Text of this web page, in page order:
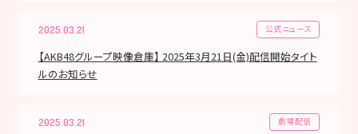
2025.03.21 公式ニュース
【AKB48グループ映像倉庫】 2025年3月21日(金)配信開始タイト
ルのお知らせ
2025.03.21 劇場配信